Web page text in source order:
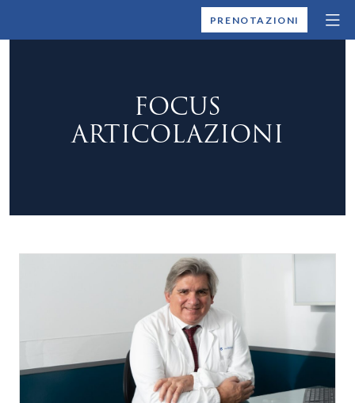
MONTALLEGROPRENOTAZIONI
FOCUS
ARTICOLAZIONI